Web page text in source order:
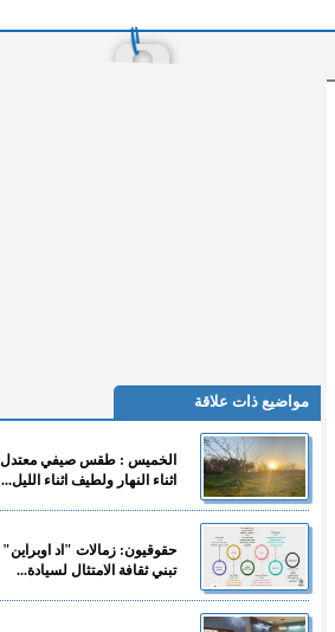
مواضيع ذات علاقة
الخميس : طقس صيفي معتدل
اثناء النهار ولطيف اثناء الليل...
حقوقيون: زمالات "اد اوبراين"
تبني ثقافة الامتثال لسيادة...